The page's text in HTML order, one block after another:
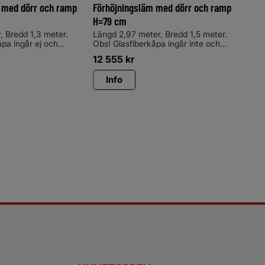
dörr och ramp
Bredd 1,3 meter.
ingår ej och
63 cm hög.
och har dörr och
underlättar
Tillverkad i
Förhöjningsläm med dörr och ramp
H=79 cm
Längd 2,97 meter, Bredd 1,5 meter.
Obs! Glasfiberkåpa ingår inte och
79 cm hög. Ökar lastvolymen och
har dörr och ramp baktill, vilket
underlättar lastning och lossning.
Tillverkad i galvaniserat stål Obs!
12 555 kr
Info